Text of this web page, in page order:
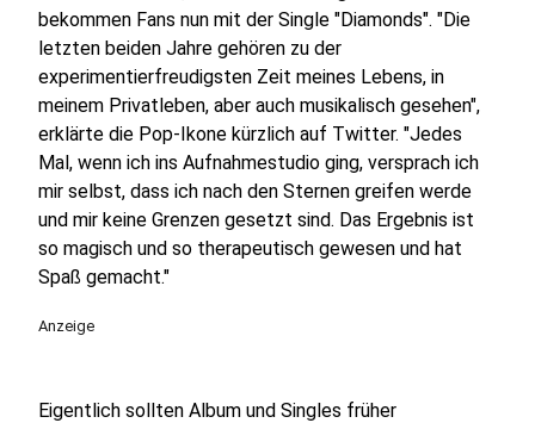
bekommen Fans nun mit der Single "Diamonds". "Die
letzten beiden Jahre gehören zu der
experimentierfreudigsten Zeit meines Lebens, in
meinem Privatleben, aber auch musikalisch gesehen",
erklärte die Pop-Ikone kürzlich auf Twitter. "Jedes
Mal, wenn ich ins Aufnahmestudio ging, versprach ich
mir selbst, dass ich nach den Sternen greifen werde
und mir keine Grenzen gesetzt sind. Das Ergebnis ist
so magisch und so therapeutisch gewesen und hat
Spaß gemacht."
Anzeige
Eigentlich sollten Album und Singles früher